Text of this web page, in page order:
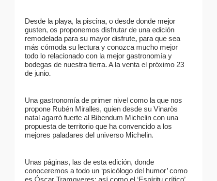
Desde la playa, la piscina, o desde donde mejor
gusten, os proponemos disfrutar de una edición
remodelada para su mayor disfrute, para que sea
más cómoda su lectura y conozca mucho mejor
todo lo relacionado con la mejor gastronomía y
bodegas de nuestra tierra. A la venta el próximo 23
de junio.
Una gastronomía de primer nivel como la que nos
propone Rubén Miralles, quien desde su Vinaròs
natal agarró fuerte al Bibendum Michelin con una
propuesta de territorio que ha convencido a los
mejores paladares del universo Michelin.
Unas páginas, las de esta edición, donde
conoceremos a todo un ‘psicólogo del humor’ como